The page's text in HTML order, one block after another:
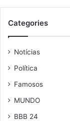
Categories
Notícias
Política
Famosos
MUNDO
BBB 24